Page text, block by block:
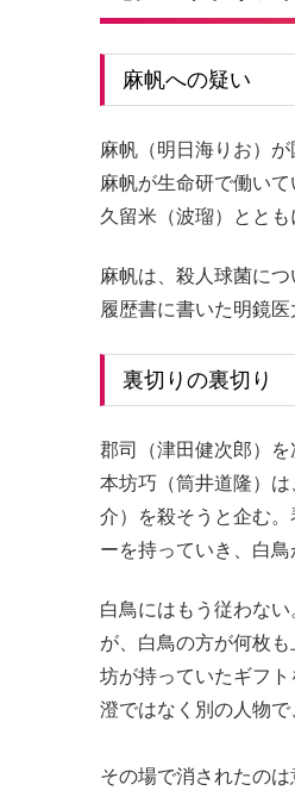
麻帆への疑い
麻帆（明日海りお）
麻帆が生命研で働い
久留米（波瑠）ととも
麻帆は、殺人球菌に
履歴書に書いた明鏡
裏切りの裏切り
郡司（津田健次郎）
本坊巧（筒井道隆）
介）を殺そうと企む
ーを持っていき、白
白鳥にはもう従わな
が、白鳥の方が何枚
坊が持っていたギフ
澄ではなく別の人物
その場で消されたの